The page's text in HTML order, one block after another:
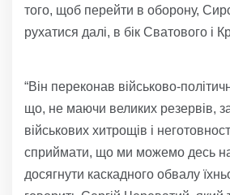
того, щоб перейти в оборону,
рухатися далі, в бік Сватового і
“Він переконав військово-
що, не маючи великих резервів,
військових хитрощів і
сприймати, що ми можемо десь
досягнути каскадного обвалу